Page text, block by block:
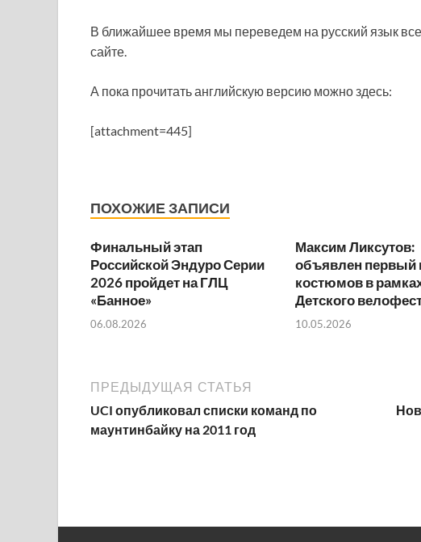
В ближайшее время мы переведем на русский язык
сайте.
А пока прочитать английскую версию можно здесь:
[attachment=445]
ПОХОЖИЕ ЗАПИСИ
Финальный этап
Российской Эндуро Серии
2026 пройдет на ГЛЦ
«Банное»
06.08.2026
Максим Ликсутов:
объявлен первый
костюмов в
Детского
10.05.2026
ПРЕДЫДУЩАЯ СТАТЬЯ
UCI опубликовал списки команд по
маунтинбайку на 2011 год